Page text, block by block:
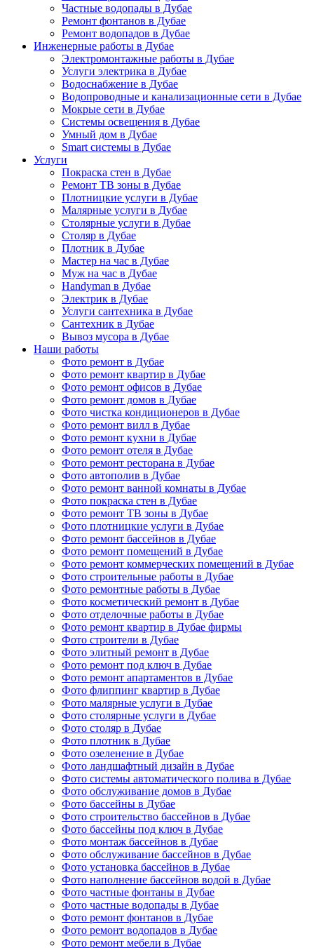
Частные водопады в Дубае
Ремонт фонтанов в Дубае
Ремонт водопадов в Дубае
Инженерные работы в Дубае
Электромонтажные работы в Дубае
Услуги электрика в Дубае
Водоснабжение в Дубае
Водопроводные и канализационные сети в Дубае
Мокрые сети в Дубае
Системы освещения в Дубае
Умный дом в Дубае
Smart системы в Дубае
Услуги
Покраска стен в Дубае
Ремонт ТВ зоны в Дубае
Плотницкие услуги в Дубае
Малярные услуги в Дубае
Столярные услуги в Дубае
Столяр в Дубае
Плотник в Дубае
Мастер на час в Дубае
Муж на час в Дубае
Handyman в Дубае
Электрик в Дубае
Услуги сантехника в Дубае
Сантехник в Дубае
Вывоз мусора в Дубае
Наши работы
Фото ремонт в Дубае
Фото ремонт квартир в Дубае
Фото ремонт офисов в Дубае
Фото ремонт домов в Дубае
Фото чистка кондиционеров в Дубае
Фото ремонт вилл в Дубае
Фото ремонт кухни в Дубае
Фото ремонт отеля в Дубае
Фото ремонт ресторана в Дубае
Фото автополив в Дубае
Фото ремонт ванной комнаты в Дубае
Фото покраска стен в Дубае
Фото ремонт ТВ зоны в Дубае
Фото плотницкие услуги в Дубае
Фото ремонт бассейнов в Дубае
Фото ремонт помещений в Дубае
Фото ремонт коммерческих помещений в Дубае
Фото строительные работы в Дубае
Фото ремонтные работы в Дубае
Фото косметический ремонт в Дубае
Фото отделочные работы в Дубае
Фото ремонт квартир в Дубае фирмы
Фото строители в Дубае
Фото элитный ремонт в Дубае
Фото ремонт под ключ в Дубае
Фото ремонт апартаментов в Дубае
Фото флиппинг квартир в Дубае
Фото малярные услуги в Дубае
Фото столярные услуги в Дубае
Фото столяр в Дубае
Фото плотник в Дубае
Фото озеленение в Дубае
Фото ландшафтный дизайн в Дубае
Фото системы автоматического полива в Дубае
Фото обслуживание домов в Дубае
Фото бассейны в Дубае
Фото строительство бассейнов в Дубае
Фото бассейны под ключ в Дубае
Фото монтаж бассейнов в Дубае
Фото обслуживание бассейнов в Дубае
Фото установка бассейнов в Дубае
Фото наполнение бассейнов водой в Дубае
Фото частные фонтаны в Дубае
Фото частные водопады в Дубае
Фото ремонт фонтанов в Дубае
Фото ремонт водопадов в Дубае
Фото ремонт мебели в Дубае